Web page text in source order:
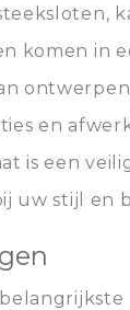
komen in
en
is een
uw stijl en